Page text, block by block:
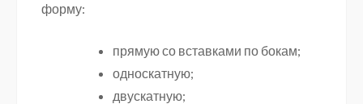
форму:
прямую со вставками по бокам;
односкатную;
двускатную;